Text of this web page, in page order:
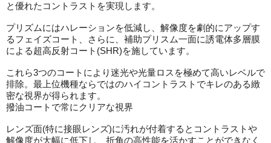
と優れたコントラストを実現します。
プリズムにはハレーションを低減し、解像度を劇的にアップす
るフェイズコート、さらに、補助プリスム一面に誘電体多層膜
による超高反射コート(SHR)を施しています。
これら3つのコートにより迷光や光量ロスを極めて高いレベルで
排除。最上位機種ならではのハイコントラストでキレのある緻
密な視界が得られます。
撥油コートで常にクリアな視界
レンズ面(特に接眼レンズ)に汚れが付着するとコントラストや
解像度が大幅に低下し、折角の高性能を活かすことができなく